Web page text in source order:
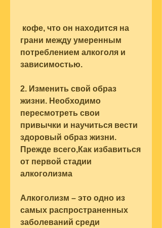
грани между умеренным
потреблением алкоголя и
зависимостью.
2. Изменить свой образ
жизни. Необходимо
пересмотреть свои
привычки и научиться вести
здоровый образ жизни.
Прежде всего,Как избавиться
от первой стадии
алкоголизма
Алкоголизм – это одно из
самых распространенных
заболеваний среди